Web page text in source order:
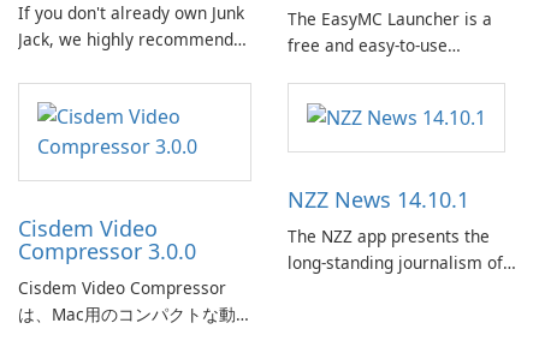
If you don't already own Junk
Jack, we highly recommend
This game is where it all
began! Junk Jack Retro,
support.
The EasyMC Launcher is a
free and easy-to-use
developed by EasyMC. It
allows Minecraft players to
quickly and easily access
mods with just a few clicks.
Cisdem Video
Compressor 3.0.0
Cisdem Video Compressor
は、Mac用のコンパクトな動
NZZ News 14.10.1
The NZZ app presents the
long-standing journalism of